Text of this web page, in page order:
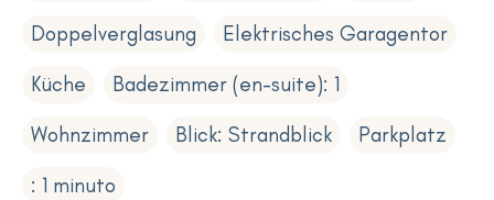
Doppelverglasung
Elektrisches Garagentor
Küche
Badezimmer (en-suite): 1
Wohnzimmer
Blick: Strandblick
Parkplatz
: 1 minuto